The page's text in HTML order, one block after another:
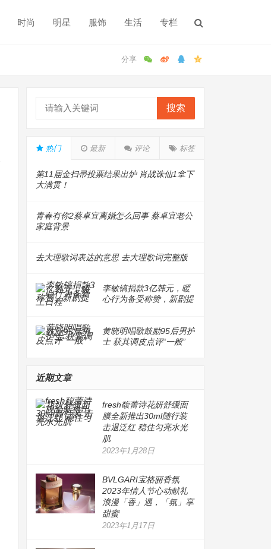
时尚 明星 服饰 生活 专栏
搜索
热门 最新 评论 标签
第11届金扫帚投票结果出炉 肖战诛仙1拿下
大满贯！
青春有你2蔡卓宜离婚怎么回事 蔡卓宜老公
家庭背景
去大理歌词表达的意思 去大理歌词完整版
李敏镐捐款3亿韩元，暖
心行为备受称赞，新剧提
黄晓明唱歌鼓励95后男护
士 获其调皮点评“一般”
近期文章
fresh馥蕾诗花妍舒缓面
膜全新推出30ml随行装
击退泛红 稳住匀亮水光
肌
2023年1月28日
BVLGARI宝格丽香氛
2023年情人节心动献礼
浪漫「香」遇，「氛」享
甜蜜
2023年1月17日